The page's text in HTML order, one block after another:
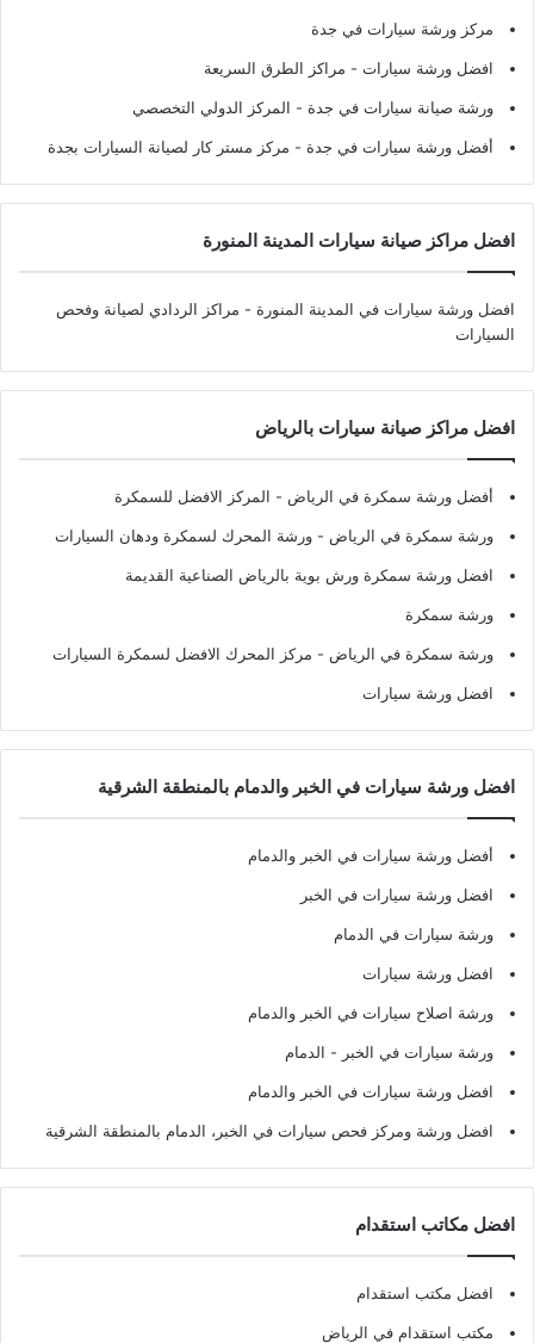
مركز ورشة سيارات في جدة
افضل ورشة سيارات - مراكز الطرق السريعة
ورشة صيانة سيارات في جدة - المركز الدولي التخصصي
أفضل ورشة سيارات في جدة - مركز مستر كار لصيانة السيارات بجدة
افضل مراكز صيانة سيارات المدينة المنورة
افضل ورشة سيارات في المدينة المنورة - مراكز الردادي لصيانة وفحص
السيارات
افضل مراكز صيانة سيارات بالرياض
أفضل ورشة سمكرة في الرياض - المركز الافضل للسمكرة
ورشة سمكرة في الرياض - ورشة المحرك لسمكرة ودهان السيارات
افضل ورشة سمكرة ورش بوية بالرياض الصناعية القديمة
ورشة سمكرة
ورشة سمكرة في الرياض - مركز المحرك الافضل لسمكرة السيارات
افضل ورشة سيارات
افضل ورشة سيارات في الخبر والدمام بالمنطقة الشرقية
أفضل ورشة سيارات في الخبر والدمام
افضل ورشة سيارات في الخبر
ورشة سيارات في الدمام
افضل ورشة سيارات
ورشة اصلاح سيارات في الخبر والدمام
ورشة سيارات في الخبر - الدمام
افضل ورشة سيارات في الخبر والدمام
افضل ورشة ومركز فحص سيارات في الخبر، الدمام بالمنطقة الشرقية
افضل مكاتب استقدام
افضل مكتب استقدام
مكتب استقدام في الرياض